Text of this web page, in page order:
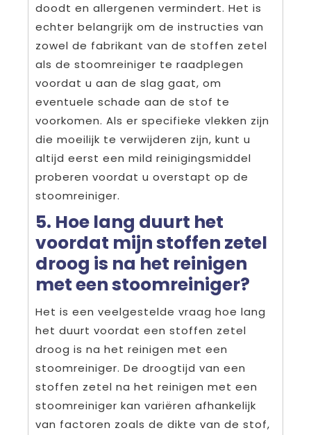
doodt en allergenen vermindert. Het is
echter belangrijk om de instructies van
zowel de fabrikant van de stoffen zetel
als de stoomreiniger te raadplegen
voordat u aan de slag gaat, om
eventuele schade aan de stof te
voorkomen. Als er specifieke vlekken zijn
die moeilijk te verwijderen zijn, kunt u
altijd eerst een mild reinigingsmiddel
proberen voordat u overstapt op de
stoomreiniger.
5. Hoe lang duurt het
voordat mijn stoffen zetel
droog is na het reinigen
met een stoomreiniger?
Het is een veelgestelde vraag hoe lang
het duurt voordat een stoffen zetel
droog is na het reinigen met een
stoomreiniger. De droogtijd van een
stoffen zetel na het reinigen met een
stoomreiniger kan variëren afhankelijk
van factoren zoals de dikte van de stof,